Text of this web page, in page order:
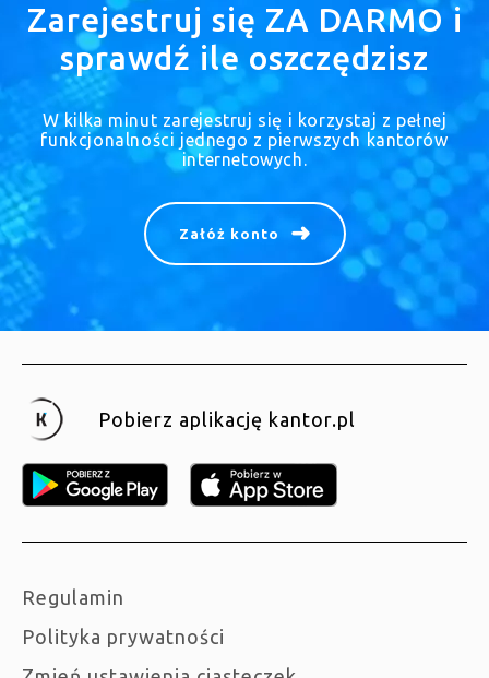
Zarejestruj się ZA DARMO i
sprawdź ile oszczędzisz
W kilka minut zarejestruj się i korzystaj z pełnej
funkcjonalności jednego z pierwszych kantorów
internetowych.
Załóż konto
Pobierz aplikację kantor.pl
Regulamin
Polityka prywatności